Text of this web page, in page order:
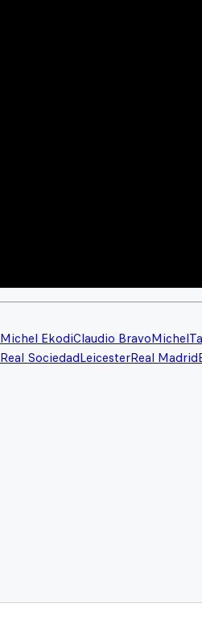
Michel EkodiClaudio BravoMichel
Real SociedadLeicesterReal Madrid